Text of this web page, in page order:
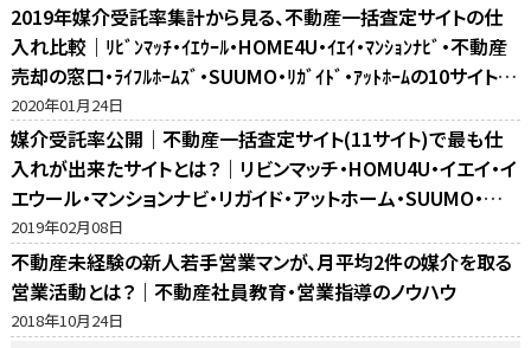
2019年媒介受託率集計から見る、不動産一括査定サイトの仕
入れ比較｜ﾘﾋﾞﾝﾏｯﾁ・ｲｴｳｰﾙ・HOME4U・ｲｴｲ・ﾏﾝｼｮﾝﾅﾋﾞ・不動産
売却の窓口・ﾗｲﾌﾙﾎｰﾑｽﾞ・SUUMO・ﾘｶﾞｲﾄﾞ・ｱｯﾄﾎｰﾑの10サイト比
較
2020年01月24日
媒介受託率公開｜不動産一括査定サイト(11サイト)で最も仕
入れが出来たサイトとは？｜リビンマッチ・HOMU4U・イエイ・イ
エウール・マンションナビ・リガイド・アットホーム・SUUMO・不
動産売却の窓口・ホームズ・マイナビの反響比較
2019年02月08日
不動産未経験の新人若手営業マンが、月平均2件の媒介を取る
営業活動とは？｜不動産社員教育・営業指導のノウハウ
2018年10月24日